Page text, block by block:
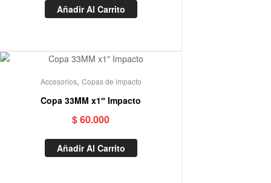
Añadir Al Carrito
Accesorios, Copas de impacto
Copa 33MM x1″ Impacto
$60.000
Añadir Al Carrito